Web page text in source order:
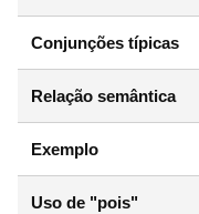
Conjunções típicas
Relação semântica
Exemplo
Uso de "pois"